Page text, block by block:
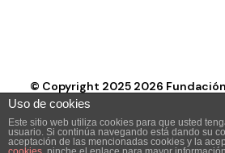
© Copyright 2025 2026
Uso de cookies
Este sitio web utiliza cookies para que usted
usuario. Si continúa navegando está dando su
aceptación de las mencionadas cookies y la